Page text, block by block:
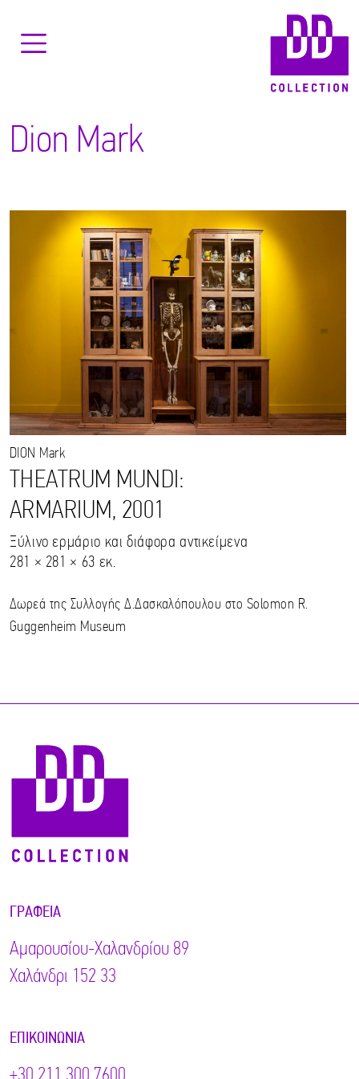
Dion Mark
DION Mark
THEATRUM MUNDI:
ARMARIUM, 2001
Ξύλινο ερμάριο και διάφορα αντικείμενα
281 × 281 × 63 εκ.
Δωρεά της Συλλογής Δ.Δασκαλόπουλου στο Solomon R.
Guggenheim Museum
ΓΡΑΦΕΊΑ
Αμαρουσίου-Χαλανδρίου 89
Χαλάνδρι 152 33
ΕΠΙΚΟΙΝΩΝΊΑ